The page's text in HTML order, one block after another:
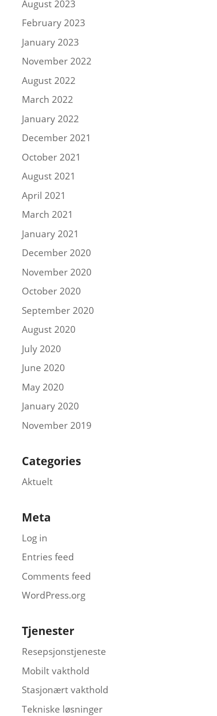
August 2023
February 2023
January 2023
November 2022
August 2022
March 2022
January 2022
December 2021
October 2021
August 2021
April 2021
March 2021
January 2021
December 2020
November 2020
October 2020
September 2020
August 2020
July 2020
June 2020
May 2020
January 2020
November 2019
Categories
Aktuelt
Meta
Log in
Entries feed
Comments feed
WordPress.org
Tjenester
Resepsjonstjeneste
Mobilt vakthold
Stasjonært vakthold
Tekniske løsninger